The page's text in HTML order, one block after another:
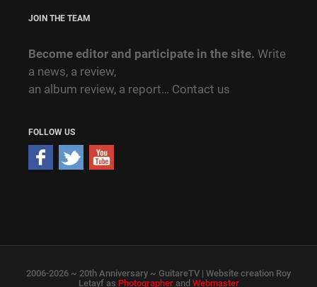
JOIN THE TEAM
Become editor and participate in the site. Write
a news, a review,
an album review, a report… Contact us
FOLLOW US
2006-2026 ~ 20th Anniversary ~ GuitareTV | Website creation Roy
Letayf as Photographerand Webmaster